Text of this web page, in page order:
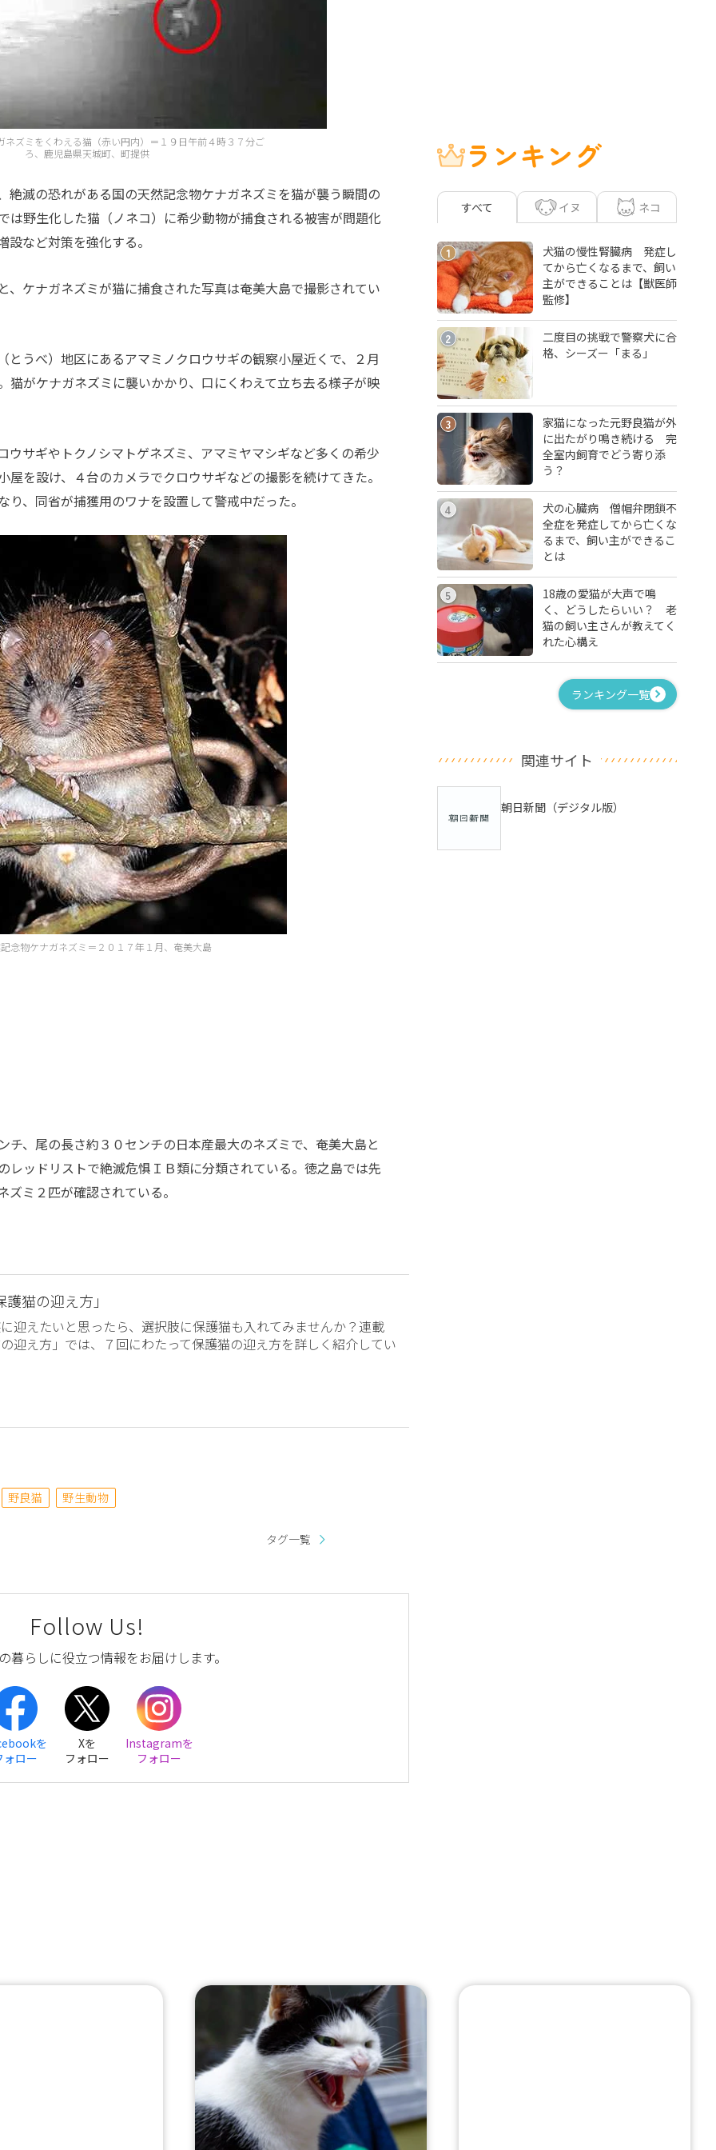
ネズミをくわえる猫（赤い円内）＝１９日午前４時３７分ご
ろ、鹿児島県天城町、町提供
絶滅の恐れがある国の天然記念物ケナガネズミを猫が襲う瞬間の
は野生化した猫（ノネコ）に希少動物が捕食される被害が問題化
など対策を強化する。
ケナガネズミが猫に捕食された写真は奄美大島で撮影されてい
うべ）地区にあるアマミノクロウサギの観察小屋近くで、２月
猫がケナガネズミに襲いかかり、口にくわえて立ち去る様子が映
サギやトクノシマトゲネズミ、アマミヤマシギなど多くの希少
を設け、４台のカメラでクロウサギなどの撮影を続けてきた。
、同省が捕獲用のワナを設置して警戒中だった。
念物ケナガネズミ＝２０１７年１月、奄美大島
、尾の長さ約３０センチの日本産最大のネズミで、奄美大島と
レッドリストで絶滅危惧ＩＢ類に分類されている。徳之島では先
ミ２匹が確認されている。
猫の迎え方」
迎えたいと思ったら、選択肢に保護猫も入れてみませんか？連載
迎え方」では、７回にわたって保護猫の迎え方を詳しく紹介してい
野良猫 野生動物
タグ一覧
Follow Us!
暮らしに役立つ情報をお届けします。
を
ォロー
Xを
フォロー
Instagramを
フォロー
ランキング
すべて イヌ ネコ
1
犬猫の慢性腎臓病 発症し
てから亡くなるまで、飼い
主ができることは【獣医師
監修】
2
二度目の挑戦で警察犬に合
格、シーズー「まる」
3
家猫になった元野良猫が外
に出たがり鳴き続ける 完
全室内飼育でどう寄り添
う？
4
犬の心臓病 僧帽弁閉鎖不
全症を発症してから亡くな
るまで、飼い主ができるこ
とは
5
18歳の愛猫が大声で鳴
く、どうしたらいい？ 老
猫の飼い主さんが教えてく
れた心構え
ランキング一覧
関連サイト
朝日新聞（デジタル版）